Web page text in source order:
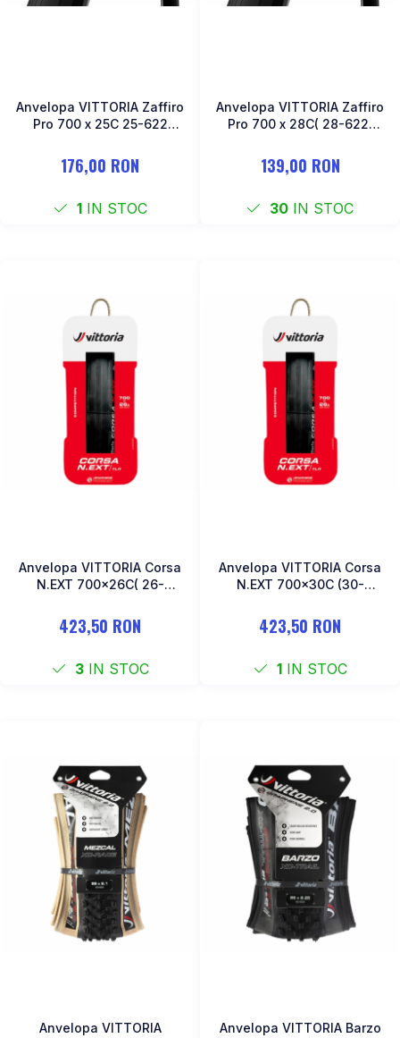
Anvelopa VITTORIA Zaffiro
Pro 700 x 25C 25-622
176,00 RON
1IN STOC
Anvelopa VITTORIA Zaffiro
Pro 700 x 28C( 28-622)
139,00 RON
30 IN STOC
Anvelopa VITTORIA Corsa
N.EXT 700x26C( 26-
423,50 RON
3IN STOC
Anvelopa VITTORIA Corsa
N.EXT 700x30C (30-
423,50 RON
1IN STOC
Anvelopa VITTORIA
Anvelopa VITTORIA Barzo